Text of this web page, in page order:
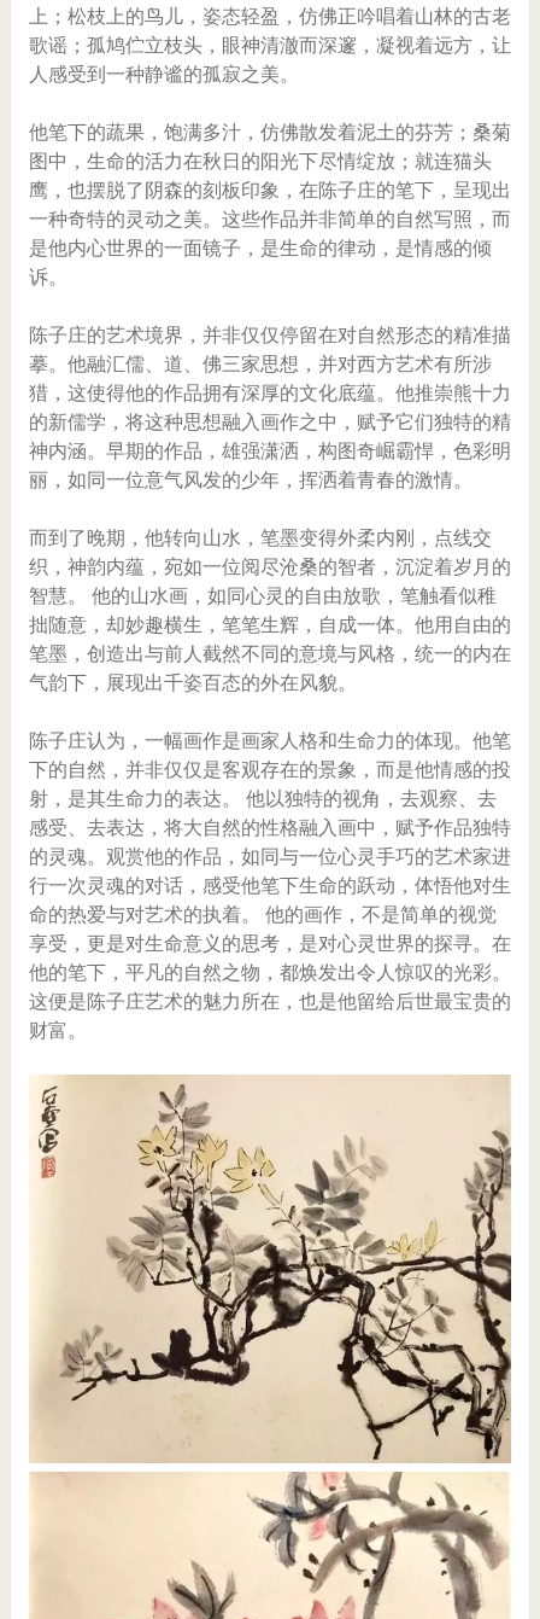
上；松枝上的鸟儿，姿态轻盈，仿佛正吟唱着山林的古老
歌谣；孤鸠伫立枝头，眼神清澈而深邃，凝视着远方，让
人感受到一种静谧的孤寂之美。
他笔下的蔬果，饱满多汁，仿佛散发着泥土的芬芳；桑菊
图中，生命的活力在秋日的阳光下尽情绽放；就连猫头
鹰，也摆脱了阴森的刻板印象，在陈子庄的笔下，呈现出
一种奇特的灵动之美。这些作品并非简单的自然写照，而
是他内心世界的一面镜子，是生命的律动，是情感的倾
诉。
陈子庄的艺术境界，并非仅仅停留在对自然形态的精准描
摹。他融汇儒、道、佛三家思想，并对西方艺术有所涉
猎，这使得他的作品拥有深厚的文化底蕴。他推崇熊十力
的新儒学，将这种思想融入画作之中，赋予它们独特的精
神内涵。早期的作品，雄强潇洒，构图奇崛霸悍，色彩明
丽，如同一位意气风发的少年，挥洒着青春的激情。
而到了晚期，他转向山水，笔墨变得外柔内刚，点线交
织，神韵内蕴，宛如一位阅尽沧桑的智者，沉淀着岁月的
智慧。 他的山水画，如同心灵的自由放歌，笔触看似稚
拙随意，却妙趣横生，笔笔生辉，自成一体。他用自由的
笔墨，创造出与前人截然不同的意境与风格，统一的内在
气韵下，展现出千姿百态的外在风貌。
陈子庄认为，一幅画作是画家人格和生命力的体现。他笔
下的自然，并非仅仅是客观存在的景象，而是他情感的投
射，是其生命力的表达。 他以独特的视角，去观察、去
感受、去表达，将大自然的性格融入画中，赋予作品独特
的灵魂。观赏他的作品，如同与一位心灵手巧的艺术家进
行一次灵魂的对话，感受他笔下生命的跃动，体悟他对生
命的热爱与对艺术的执着。 他的画作，不是简单的视觉
享受，更是对生命意义的思考，是对心灵世界的探寻。在
他的笔下，平凡的自然之物，都焕发出令人惊叹的光彩。
这便是陈子庄艺术的魅力所在，也是他留给后世最宝贵的
财富。